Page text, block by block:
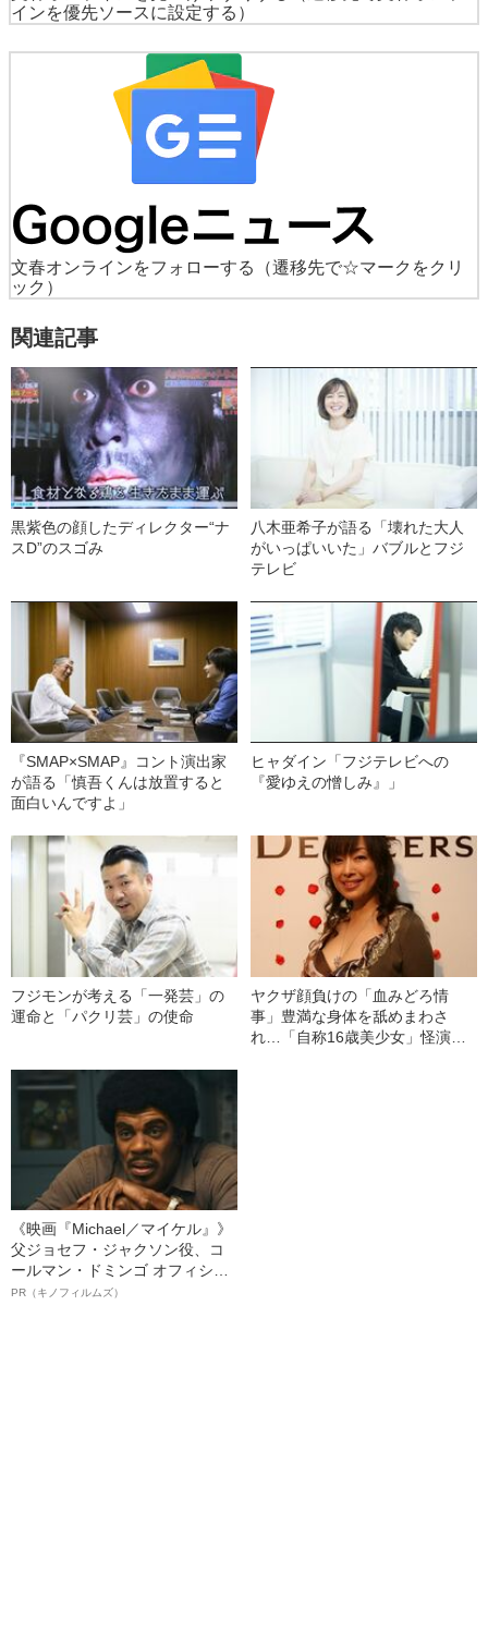
インを優先ソースに設定する）
文春オンラインをフォローする
（遷移先で☆マークをクリ
ック）
関連記事
黒紫色の顔したディレクター“ナ
スD”のスゴみ
八木亜希子が語る「壊れた大人
がいっぱいいた」バブルとフジ
テレビ
『SMAP×SMAP』コント演出家
が語る「慎吾くんは放置すると
面白いんですよ」
ヒャダイン「フジテレビへの
『愛ゆえの憎しみ』」
フジモンが考える「一発芸」の
運命と「パクリ芸」の使命
ヤクザ顔負けの「血みどろ情
事」豊満な身体を舐めまわさ
れ…「自称16歳美少女」怪演
《映画『Michael／マイケル』》
父ジョセフ・ジャクソン役、コ
ールマン・ドミンゴ オフィシャ
ルインタビュー“観客を魅了した
PR（キノフィルムズ）